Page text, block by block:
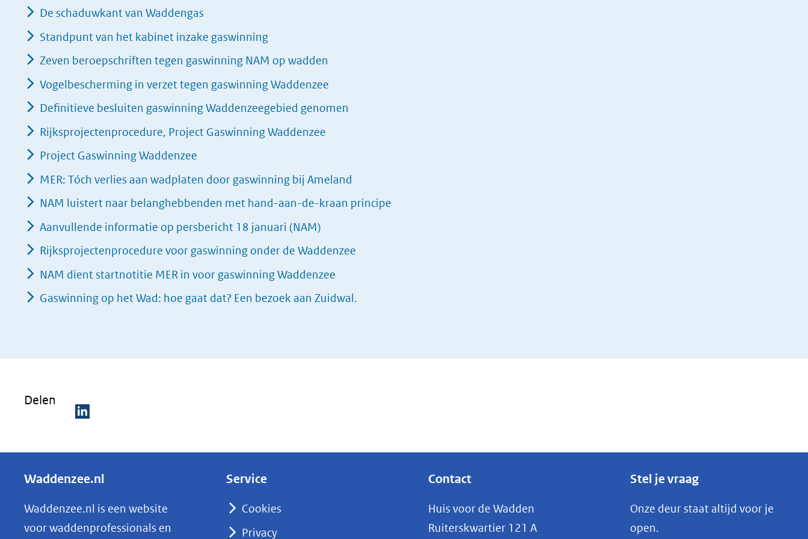
De schaduwkant van Waddengas
Standpunt van het kabinet inzake gaswinning
Zeven beroepschriften tegen gaswinning NAM op wadden
Vogelbescherming in verzet tegen gaswinning Waddenzee
Definitieve besluiten gaswinning Waddenzeegebied genomen
Rijksprojectenprocedure, Project Gaswinning Waddenzee
Project Gaswinning Waddenzee
MER: Tóch verlies aan wadplaten door gaswinning bij Ameland
NAM luistert naar belanghebbenden met hand-aan-de-kraan principe
Aanvullende informatie op persbericht 18 januari (NAM)
Rijksprojectenprocedure voor gaswinning onder de Waddenzee
NAM dient startnotitie MER in voor gaswinning Waddenzee
Gaswinning op het Wad: hoe gaat dat? Een bezoek aan Zuidwal.
Delen
e
e
n
o
Waddenzee.nl
Waddenzee.nl is een website
voor waddenprofessionals en
Service
Cookies
Privacy
Contact
Huis voor de Wadden
Ruiterskwartier 121 A
Stel je vraag
Onze deur staat altijd voor je
open.